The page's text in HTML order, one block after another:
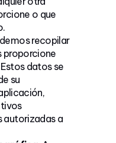
o que
recopilar
proporcione
datos se
su
autorizadas a